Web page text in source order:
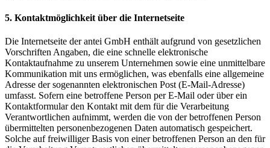
5. Kontaktmöglichkeit über die Internetseite
Die Internetseite der antei GmbH enthält aufgrund von gesetzlichen
Vorschriften Angaben, die eine schnelle elektronische
Kontaktaufnahme zu unserem Unternehmen sowie eine unmittelbare
Kommunikation mit uns ermöglichen, was ebenfalls eine allgemeine
Adresse der sogenannten elektronischen Post (E-Mail-Adresse)
umfasst. Sofern eine betroffene Person per E-Mail oder über ein
Kontaktformular den Kontakt mit dem für die Verarbeitung
Verantwortlichen aufnimmt, werden die von der betroffenen Person
übermittelten personenbezogenen Daten automatisch gespeichert.
Solche auf freiwilliger Basis von einer betroffenen Person an den für